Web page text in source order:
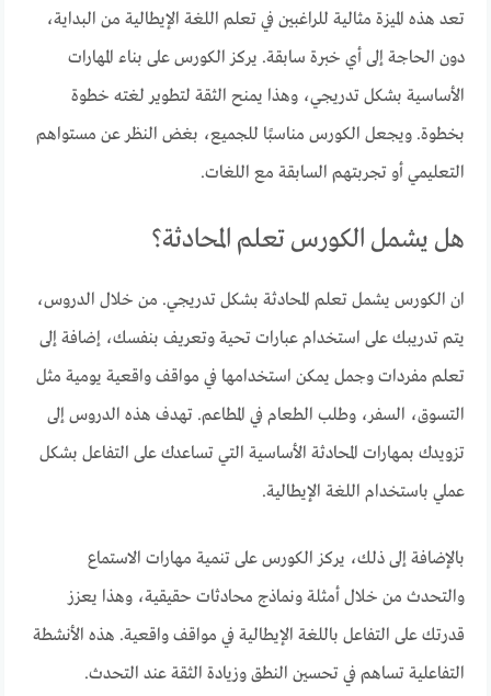
تعد هذه الميزة مثالية للراغبين في تعلم اللغة الإيطالية من البداية،
دون الحاجة إلى أي خبرة سابقة. يركز الكورس على بناء المهارات
الأساسية بشكل تدريجي، وهذا يمنح الثقة لتطوير لغته خطوة
بخطوة. ويجعل الكورس مناسبًا للجميع، بغض النظر عن مستواهم
التعليمي أو تجربتهم السابقة مع اللغات.
هل يشمل الكورس تعلم المحادثة؟
ان الكورس يشمل تعلم المحادثة بشكل تدريجي. من خلال الدروس،
يتم تدريبك على استخدام عبارات تحية وتعريف بنفسك، إضافة إلى
تعلم مفردات وجمل يمكن استخدامها في مواقف واقعية يومية مثل
التسوق، السفر، وطلب الطعام في المطاعم. تهدف هذه الدروس إلى
تزويدك بمهارات المحادثة الأساسية التي تساعدك على التفاعل بشكل
عملي باستخدام اللغة الإيطالية.
بالإضافة إلى ذلك، يركز الكورس على تنمية مهارات الاستماع
والتحدث من خلال أمثلة ونماذج محادثات حقيقية، وهذا يعزز
قدرتك على التفاعل باللغة الإيطالية في مواقف واقعية. هذه الأنشطة
التفاعلية تساهم في تحسين النطق وزيادة الثقة عند التحدث.